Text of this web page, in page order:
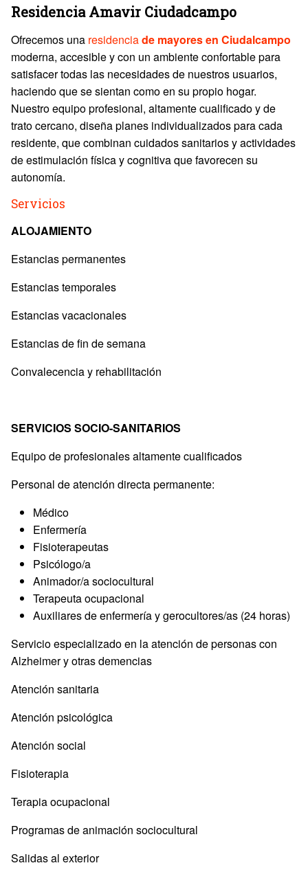
Residencia Amavir Ciudadcampo
Ofrecemos una residenciade mayores en Ciudalcampo
moderna, accesible y con un ambiente confortable para
satisfacer todas las necesidades de nuestros usuarios,
haciendo que se sientan como en su propio hogar.
Nuestro equipo profesional, altamente cualificado y de
trato cercano, diseña planes individualizados para cada
residente, que combinan cuidados sanitarios y actividades
de estimulación física y cognitiva que favorecen su
autonomía.
Servicios
ALOJAMIENTO
Estancias permanentes
Estancias temporales
Estancias vacacionales
Estancias de fin de semana
Convalecencia y rehabilitación
SERVICIOS SOCIO-SANITARIOS
Equipo de profesionales altamente cualificados
Personal de atención directa permanente:
Médico
Enfermería
Fisioterapeutas
Psicólogo/a
Animador/a sociocultural
Terapeuta ocupacional
Auxiliares de enfermería y gerocultores/as (24 horas)
Servicio especializado en la atención de personas con
Alzheimer y otras demencias
Atención sanitaria
Atención psicológica
Atención social
Fisioterapia
Terapia ocupacional
Programas de animación sociocultural
Salidas al exterior